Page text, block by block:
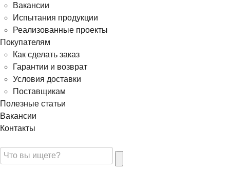
Вакансии
Испытания продукции
Реализованные проекты
Покупателям
Как сделать заказ
Гарантии и возврат
Условия доставки
Поставщикам
Полезные статьи
Вакансии
Контакты